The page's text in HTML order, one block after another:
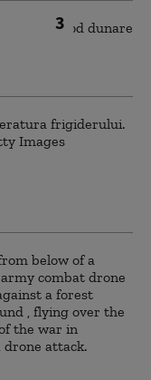
3